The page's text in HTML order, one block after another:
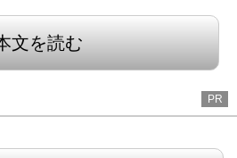
文を読む
PR